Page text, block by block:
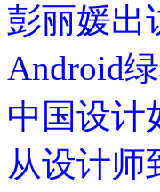
彭丽媛出
Android
中国设计
从设计师